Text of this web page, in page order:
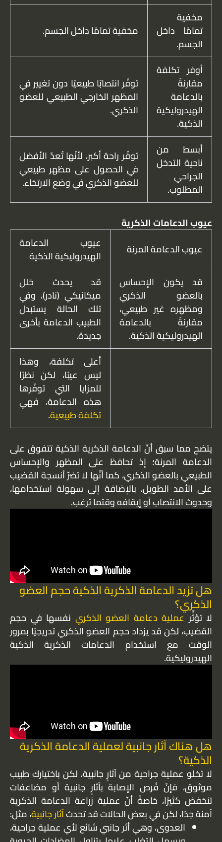
مخفية
تمامًا داخل
الجسم.
مخفية تمامًا داخل الجسم.
أوفر تكلفة
مقارنةً
بالدعامة
الهيدروليكية
الذكية.
توفّر انتصابًا طبيعيًا دون تغيير في
المظهر الخارجي الطبيعي للعضو
الذكري.
أبسط من
ناحية التدخل
الجراحي
المطلوب.
توفّر راحة أكبر، لأنّها تُعدّ الأفضل
في الحصول على مظهر طبيعي
للعضو الذكري في وضع الارتخاء.
عيوب الدعامات الذكرية
عيوب الدعامة المرنة
عيوب الدعامة
الهيدروليكية الذكية
قد يكون الإحساس
بالعضو الذكري
ومظهره غير طبيعي،
مقارنةً بالدعامة
الهيدروليكية الذكية.
قد يحدث خلل
ميكانيكي (نادر)، وفي
تلك الحالة يستبدل
الطبيب الدعامة بأخرى
جديدة.
أعلى تكلفة، وهذا
ليس عيبًا، لكن نظرًا
للمزايا التي توفّرها
هذه الدعامة، فهي
تكلفة طبيعية.
يتضح مما سبق أنّ الدعامة الذكرية الذكية تتفوق على
الدعامة المرنة؛ إذ تحافظ على المظهر والإحساس
الطبيعي بالعضو الذكري، كما أنّها لا تضرّ أنسجة القضيب
على الأمد الطويل، بالإضافة إلى سهولة استخدامها،
وحدوث الانتصاب أو إيقافه وقتما ترغب.
هل تزيد الدعامة الذكرية الذكية حجم العضو
الذكري؟
لا تؤثِّرعملية دعامة العضو الذكري نفسها في حجم
القضيب، لكن قد يزداد حجم العضو الذكري تدريجيًا بمرور
الوقت مع استخدام الدعامات الذكرية الذكية
الهيدروليكية.
هل هناك آثار جانبية لعملية الدعامة الذكرية
الذكية؟
لا تخلو عملية جراحية من آثارٍ جانبية، لكن باختيارك طبيب
موثوق، فإنّ فُرص الإصابة بآثارٍ جانبية أو مضاعفات
تنخفض كثيرًا، خاصةً أنّ عملية زراعة الدعامة الذكرية
آمنة جدًا، لكن في بعض الحالات قد تحدثآثار جانبية، مثل:
العدوى، وهي أثر جانبي شائع لأي عملية جراحية،